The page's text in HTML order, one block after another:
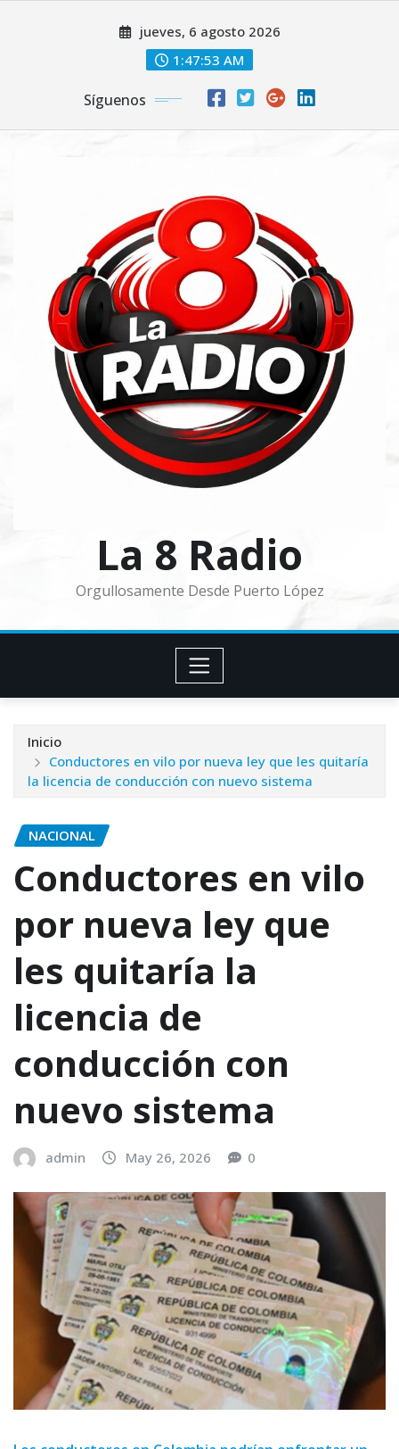
jueves, 6 agosto 2026
1:47:54 AM
Síguenos
La 8 Radio
Orgullosamente Desde Puerto López
Inicio
Conductores en vilo por nueva ley que les quitaría
la licencia de conducción con nuevo sistema
NACIONAL
Conductores en vilo
por nueva ley que
les quitaría la
licencia de
conducción con
nuevo sistema
admin May 26, 2026 0